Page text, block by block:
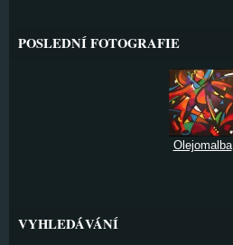
POSLEDNÍ FOTOGRAFIE
Olejomalba
VYHLEDÁVÁNÍ